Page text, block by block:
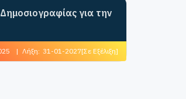
για την
| Λήξη: 31-01-2027[Σε Εξέλιξη]